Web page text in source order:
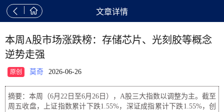
  文章详情
本周A股市场涨跌榜：存储芯片、光刻胶等概念
逆势走强
原创 莫奇 2026-06-26
摘要：本周（6月22日至6月26日），A股三大指数以调整为主。截至
周五收盘，上证指数累计下跌1.55%，深证成指累计下跌1.55%，创